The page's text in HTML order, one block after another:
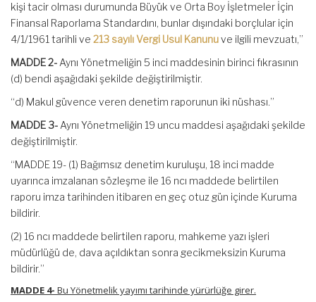
kişi tacir olması durumunda Büyük ve Orta Boy İşletmeler İçin
Finansal Raporlama Standardını, bunlar dışındaki borçlular için
4/1/1961 tarihli ve 213 sayılı Vergi Usul Kanunuve ilgili mevzuatı,”
MADDE 2- Aynı Yönetmeliğin 5 inci maddesinin birinci fıkrasının
(d) bendi aşağıdaki şekilde değiştirilmiştir.
“d) Makul güvence veren denetim raporunun iki nüshası.”
MADDE 3- Aynı Yönetmeliğin 19 uncu maddesi aşağıdaki şekilde
değiştirilmiştir.
“MADDE 19- (1) Bağımsız denetim kuruluşu, 18 inci madde
uyarınca imzalanan sözleşme ile 16 ncı maddede belirtilen
raporu imza tarihinden itibaren en geç otuz gün içinde Kuruma
bildirir.
(2) 16 ncı maddede belirtilen raporu, mahkeme yazı işleri
müdürlüğü de, dava açıldıktan sonra gecikmeksizin Kuruma
bildirir.”
MADDE 4- Bu Yönetmelik yayımı tarihinde yürürlüğe girer.